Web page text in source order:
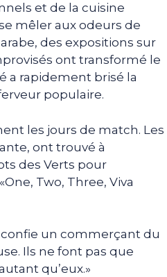
et de la cuisine
mêler aux odeurs de
des expositions sur
ont transformé le
a rapidement brisé la
populaire.
les jours de match. Les
ont trouvé à
des Verts pour
Two, Three, Viva
confie un commerçant du
Ils ne font pas que
qu’eux.»